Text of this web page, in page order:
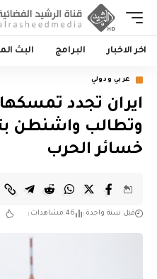
اخر الاخبار البرامج البث
عربي ودولي
ايران تجدد
وتطالب واشنطن
خسائر الحرب
قبل سنة واحدة 46 مشاهدات